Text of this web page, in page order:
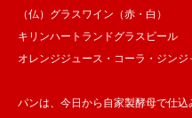
（仏）グラスワイン（赤・白）
キリンハートランドグラスビール
オレンジジュース・コーラ・ジン
パンは、今日から自家製酵母で仕込